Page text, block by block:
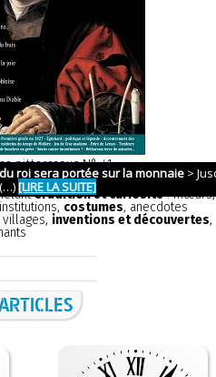
pittoresqueN° 41
tous les aspects de la petite
érudition et curiosité: mœurs,
costumes, anecdotes
inventions et découvertes,